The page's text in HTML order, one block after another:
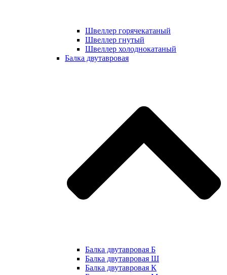
Швеллер горячекатаный
Швеллер гнутый
Швеллер холоднокатаный
Балка двутавровая
Балка двутавровая Б
Балка двутавровая Ш
Балка двутавровая К